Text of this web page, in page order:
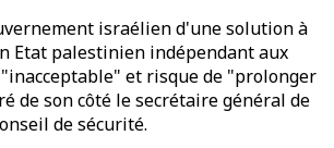
israélien d'une solution à
Etat palestinien indépendant aux
et risque de "prolonger
de son côté le secrétaire général de
de sécurité.